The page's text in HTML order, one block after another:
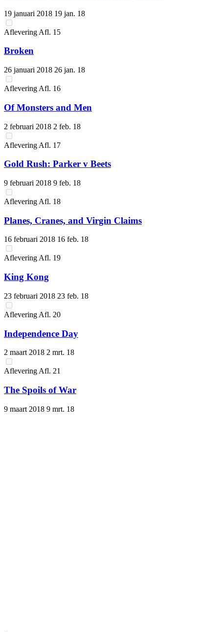
19 januari 2018 19 jan. 18
Aflevering Afl. 15
Broken
26 januari 2018 26 jan. 18
Aflevering Afl. 16
Of Monsters and Men
2 februari 2018 2 feb. 18
Aflevering Afl. 17
Gold Rush: Parker v Beets
9 februari 2018 9 feb. 18
Aflevering Afl. 18
Planes, Cranes, and Virgin Claims
16 februari 2018 16 feb. 18
Aflevering Afl. 19
King Kong
23 februari 2018 23 feb. 18
Aflevering Afl. 20
Independence Day
2 maart 2018 2 mrt. 18
Aflevering Afl. 21
The Spoils of War
9 maart 2018 9 mrt. 18